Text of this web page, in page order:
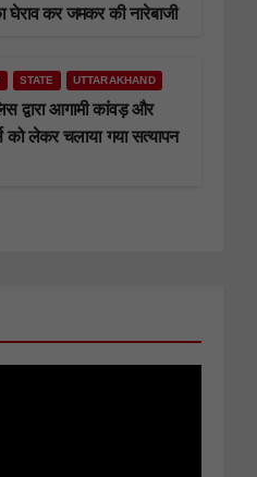
घेराव कर जमकर की नारेबाजी
STATE UTTARAKHAND
द्वारा आगामी कांवड़ और
को लेकर चलाया गया सत्यापन